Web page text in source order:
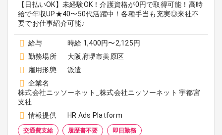
【日払いOK】未経験OK！介護資格が0円で取得可能！高時
給で年収UP★40〜50代活躍中！各種手当も充実◎来社不
要でお仕事紹介可能♪
給与
時給 1,400円〜2,125円
勤務場所
大阪府堺市美原区
雇用形態
派遣
企業名
株式会社ニッソーネット_株式会社ニッソーネット 宇都宮
支社
情報提供
HR Ads Platform
交通費支給 履歴書不要 即日勤務